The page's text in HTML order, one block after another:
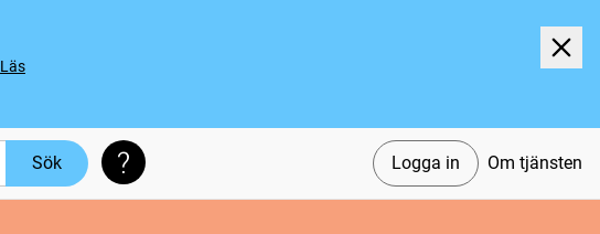
Läs
Logga in Om tjänsten
Sök Söktips